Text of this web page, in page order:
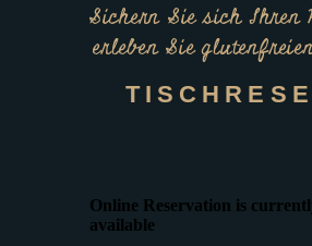
Sichern Sie sich Ihren
erleben Sie